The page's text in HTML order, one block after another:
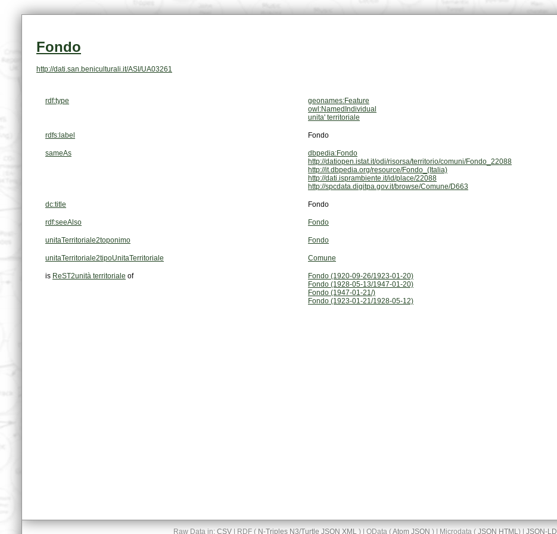
Fondo
http://dati.san.beniculturali.it/ASI/UA03261
rdf:type
geonames:Feature
owl:NamedIndividual
unita' territoriale
rdfs:label Fondo
sameAs
dbpedia:Fondo
http://datiopen.istat.it/odi/risorsa/territorio/comuni/Fondo_22088
http://it.dbpedia.org/resource/Fondo_(Italia)
http://dati.isprambiente.it/id/place/22088
http://spcdata.digitpa.gov.it/browse/Comune/D663
dc:title Fondo
rdf:seeAlso Fondo
unitaTerritoriale2toponimo Fondo
unitaTerritoriale2tipoUnitaTerritoriale Comune
is ReST2unità territoriale of
Fondo (1920-09-26/1923-01-20)
Fondo (1928-05-13/1947-01-20)
Fondo (1947-01-21/)
Fondo (1923-01-21/1928-05-12)
Raw Data in: CSV| RDF ( N-Triples N3/Turtle JSON XML) | OData (Atom JSON ) | Microdata ( JSON HTML) | JSON-LD